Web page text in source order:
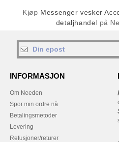
Kjøp Messenger vesker
detaljhandel på
INFORMASJON
Om Needen
Spor min ordre nå
Betalingsmetoder
Levering
Refusjoner/returer